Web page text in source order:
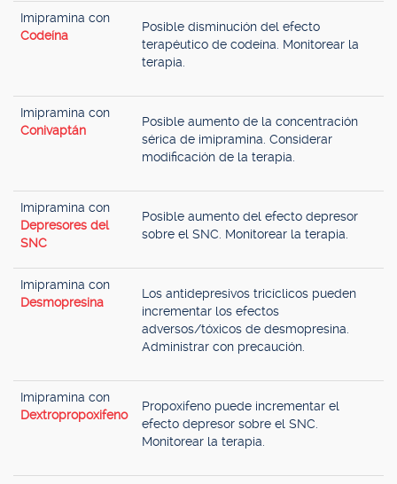
Imipramina con
Codeína
Posible disminución del efecto
terapéutico de codeína. Monitorear la
terapia.
Imipramina con
Conivaptán
Posible aumento de la concentración
sérica de imipramina. Considerar
modificación de la terapia.
Imipramina con
Depresores del
SNC
Posible aumento del efecto depresor
sobre el SNC. Monitorear la terapia.
Imipramina con
Desmopresina
Los antidepresivos tricíclicos pueden
incrementar los efectos
adversos/tóxicos de desmopresina.
Administrar con precaución.
Imipramina con
Dextropropoxifeno
Propoxifeno puede incrementar el
efecto depresor sobre el SNC.
Monitorear la terapia.